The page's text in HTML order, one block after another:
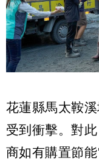
花蓮縣馬太鞍
受到衝擊。對
商如有購置節